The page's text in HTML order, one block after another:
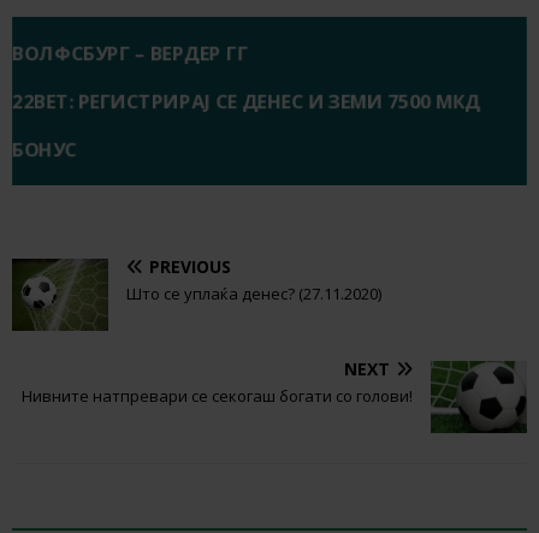
ВОЛФСБУРГ – ВЕРДЕР ГГ
22BET: РЕГИСТРИРАЈ СЕ ДЕНЕС И ЗЕМИ 7500 МКД
БОНУС
PREVIOUS
Што се уплаќа денес? (27.11.2020)
NEXT
Нивните натпревари се секогаш богати со голови!